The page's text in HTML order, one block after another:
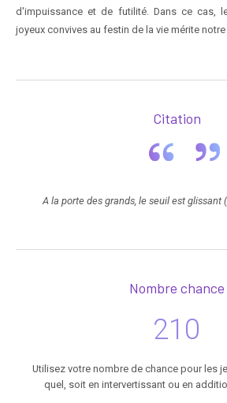
d'impuissance et de futilité. Dans ce cas,
joyeux convives au festin de la vie mérite
Citation
A la porte des grands, le seuil est glissant
Nombre chance
210
Utilisez votre nombre de chance pour les
quel, soit en intervertissant ou en